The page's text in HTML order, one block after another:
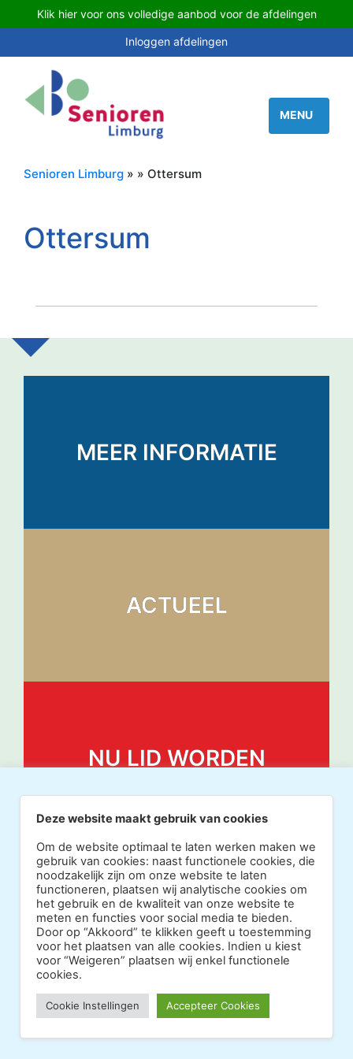
Klik hier voor ons volledige aanbod voor de afdelingen
Inloggen afdelingen
Senioren Limburg » » Ottersum
Ottersum
MEER INFORMATIE
ACTUEEL
NU LID WORDEN
Vormgeving Hoenenenvandooren
· ·
Deze website maakt gebruik van cookies
Om de website optimaal te laten werken maken we
gebruik van cookies: naast functionele cookies, die
noodzakelijk zijn om onze website te laten
functioneren, plaatsen wij analytische cookies om
het gebruik en de kwaliteit van onze website te
meten en functies voor social media te bieden.
Door op “Akkoord” te klikken geeft u toestemming
voor het plaatsen van alle cookies. Indien u kiest
voor “Weigeren” plaatsen wij enkel functionele
cookies.
Cookie Instellingen Accepteer Cookies